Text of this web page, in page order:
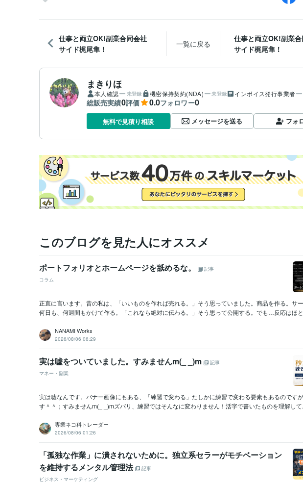
仕事と両立OK!副業合同会社
サイド梶尾隼！
一覧に戻る
仕事と両立OK!副業
サイド梶尾隼！
まきりほ
本人確認 未登録 機密保持契約(NDA) 未登録 インボイス発行事業者
総販売実績0評価 0.0フォロワー0
無料で見積り相談 メッセージを送る フォ
このブログを見た人にオススメ
ポートフォリオとホームページを舐めるな。
記事
コラム
正直に言います。昔の私は、「いいものを作れば売れる。」そう思っていました。商品を作る。サー
何日も、何週間もかけて作る。「これなら絶対に伝わる。」そう思って公開する。でも…反応はほ
NANAMI Works
2026/08/06 06:29
実は嘘をついていました。すみませんm(_ _)m
記事
マネー・副業
実は嘘なんです。バナー画像にもある、「練習で変わる」たしかに練習で変わる要素もあるのです
す＾＾；すみませんm(_ _)mズバリ、練習ではそんなに変わりません！活字で書いたものを理解して
専業ネコ科トレーダー
2026/08/06 01:26
「孤独な作業」に潰されないために。独立系セラーがモチベーション
を維持するメンタル管理法
記事
ビジネス・マーケティング